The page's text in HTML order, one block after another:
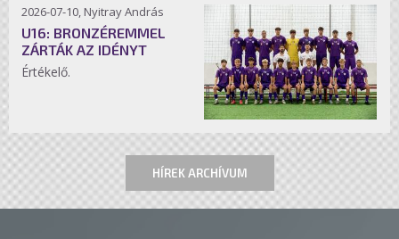
2026-07-10, Nyitray András
U16: BRONZÉREMMEL
ZÁRTÁK AZ IDÉNYT
Értékelő.
HÍREK ARCHÍVUM